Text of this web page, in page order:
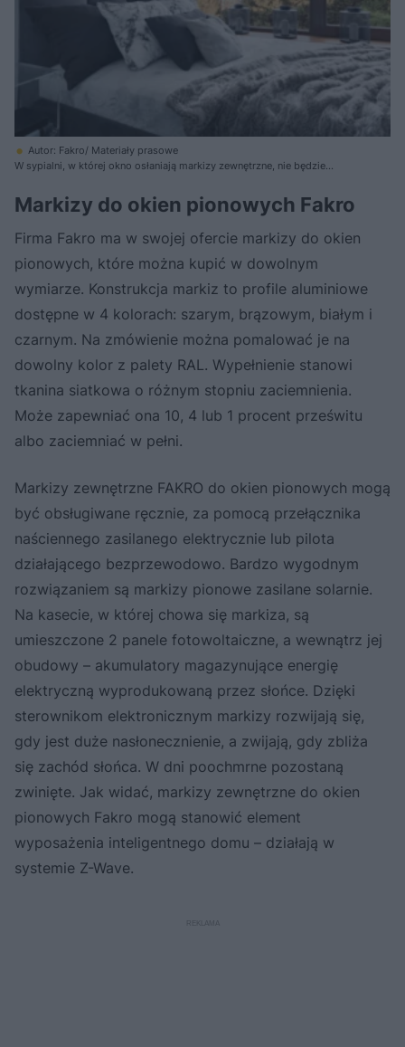
Autor: Fakro/ Materiały prasowe
W sypialni, w której okno osłaniają markizy zewnętrzne, nie będzie
Markizy do okien pionowych Fakro
Firma Fakro ma w swojej ofercie markizy do okien
pionowych, które można kupić w dowolnym
wymiarze. Konstrukcja markiz to profile aluminiowe
dostępne w 4 kolorach: szarym, brązowym, białym i
czarnym. Na zmówienie można pomalować je na
dowolny kolor z palety RAL. Wypełnienie stanowi
tkanina siatkowa o różnym stopniu zaciemnienia.
Może zapewniać ona 10, 4 lub 1 procent prześwitu
albo zaciemniać w pełni.
Markizy zewnętrzne FAKRO do okien pionowych mogą
być obsługiwane ręcznie, za pomocą przełącznika
naściennego zasilanego elektrycznie lub pilota
działającego bezprzewodowo. Bardzo wygodnym
rozwiązaniem są markizy pionowe zasilane solarnie.
Na kasecie, w której chowa się markiza, są
umieszczone 2 panele fotowoltaiczne, a wewnątrz jej
obudowy – akumulatory magazynujące energię
elektryczną wyprodukowaną przez słońce. Dzięki
sterownikom elektronicznym markizy rozwijają się,
gdy jest duże nasłonecznienie, a zwijają, gdy zbliża
się zachód słońca. W dni poochmrne pozostaną
zwinięte. Jak widać, markizy zewnętrzne do okien
pionowych Fakro mogą stanowić element
wyposażenia inteligentnego domu – działają w
systemie Z-Wave.